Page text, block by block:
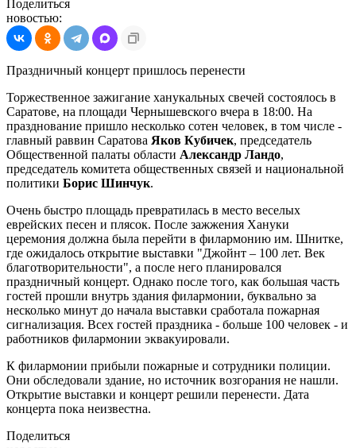
Поделиться
новостью:
Праздничный концерт пришлось перенести
Торжественное зажигание ханукальных свечей состоялось в
Саратове, на площади Чернышевского вчера в 18:00. На
празднование пришло несколько сотен человек, в том числе -
главный раввин Саратова Яков Кубичек, председатель
Общественной палаты области Александр Ландо,
председатель комитета общественных связей и национальной
политики Борис Шинчук.
Очень быстро площадь превратилась в место веселых
еврейских песен и плясок. После зажжения Хануки
церемония должна была перейти в филармонию им. Шнитке,
где ожидалось открытие выставки "Джойнт – 100 лет. Век
благотворительности", а после него планировался
праздничный концерт. Однако после того, как большая часть
гостей прошли внутрь здания филармонии, буквально за
несколько минут до начала выставки сработала пожарная
сигнализация. Всех гостей праздника - больше 100 человек - и
работников филармонии эквакуировали.
К филармонии прибыли пожарные и сотрудники полиции.
Они обследовали здание, но источник возгорания не нашли.
Открытие выставки и концерт решили перенести. Дата
концерта пока неизвестна.
Поделиться